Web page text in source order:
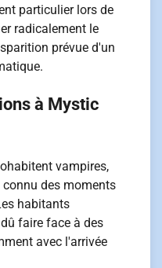
particulier lors de
radicalement le
prévue d'un
à Mystic
vampires,
connu des moments
habitants
faire face à des
avec l'arrivée